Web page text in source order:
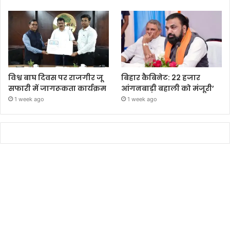
विश्व बाघ दिवस पर राजगीर जू
सफारी में जागरूकता कार्यक्रम
1 week ago
बिहार कैबिनेट: 22 हजार
आंगनबाड़ी बहाली को मंजूरी’
1 week ago